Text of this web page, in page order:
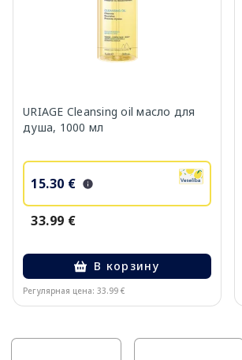
URIAGE Cleansing oil масло для
душа, 1000 мл
15.30 €
33.99 €
В корзину
Регулярная цена: 33.99 €